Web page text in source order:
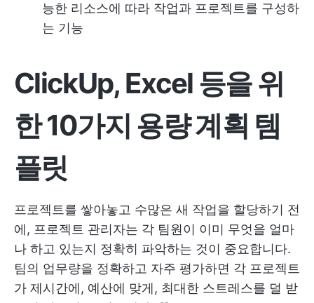
능한 리소스에 따라 작업과 프로젝트를 구성하
는 기능
ClickUp, Excel 등을 위
한 10가지 용량 계획 템
플릿
프로젝트를 쌓아놓고 수많은 새 작업을 할당하기 전
에, 프로젝트 관리자는 각 팀원이 이미 무엇을 얼마
나 하고 있는지 정확히 파악하는 것이 중요합니다.
팀의 업무량을 정확하고 자주 평가하면 각 프로젝트
가 제시간에, 예산에 맞게, 최대한 스트레스를 덜 받